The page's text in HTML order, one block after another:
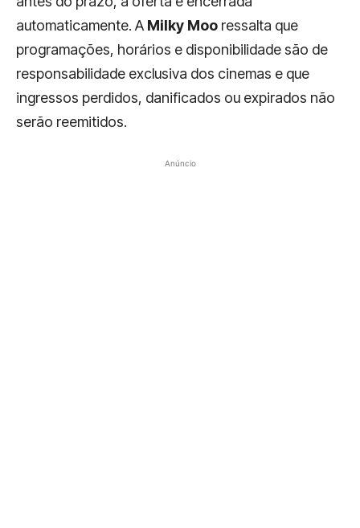
automaticamente. A Milky Moo ressalta que
programações, horários e disponibilidade são de
responsabilidade exclusiva dos cinemas e que
ingressos perdidos, danificados ou expirados não
serão reemitidos.
Anúncio